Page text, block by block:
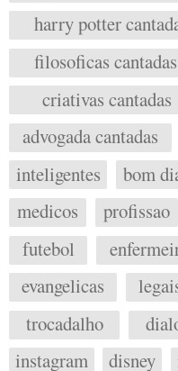
harry potter
filosoficas cantadas
criativas cantadas
advogada cantadas
inteligentes
bom
medicos
profissao
futebol
evangelicas
trocadalho
instagram
disney